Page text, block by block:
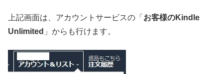
上記画面は、アカウントサービスの「 お客様のKindle
Unlimited 」からも行けます。